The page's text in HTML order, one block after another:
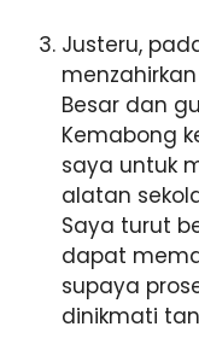
Justeru,
Besar dan
Kemabong
saya untuk
alatan
Saya turut
dapat
supaya
dinikmati